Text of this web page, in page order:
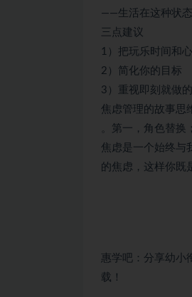
——生活在这种状态
三点建议
1）把玩乐时间和
2）简化你的目标
3）重视即刻就做
焦虑管理的故事思
。第一，角色替换
焦虑是一个始终与
的焦虑，这样你既
惠学吧：分享幼小
载！